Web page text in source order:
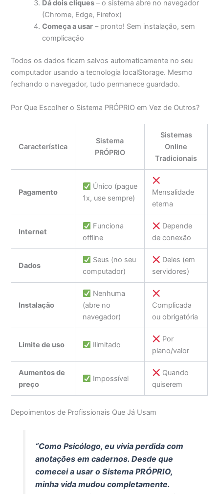
Dá dois cliques – o sistema abre no navegador
(Chrome, Edge, Firefox)
Começa a usar – pronto! Sem instalação, sem
complicação
Todos os dados ficam salvos automaticamente no seu
computador usando a tecnologia localStorage. Mesmo
fechando o navegador, tudo permanece guardado.
Por Que Escolher o Sistema PRÓPRIO em Vez de Outros?
Característica
Sistema
PRÓPRIO
Sistemas
Online
Tradicionais
Pagamento
Único (pague
1x, use sempre)
Mensalidade
eterna
Internet
Funciona
offline
Depende
de conexão
Dados
Seus (no seu
computador)
Deles (em
servidores)
Instalação
Nenhuma
(abre no
navegador)
Complicada
ou obrigatória
Limite de uso Ilimitado
Por
plano/valor
Aumentos de
preço
Impossível
Quando
quiserem
Depoimentos de Profissionais Que Já Usam
“Como Psicólogo, eu vivia perdida com
anotações em cadernos. Desde que
comecei a usar o Sistema PRÓPRIO,
minha vida mudou completamente.